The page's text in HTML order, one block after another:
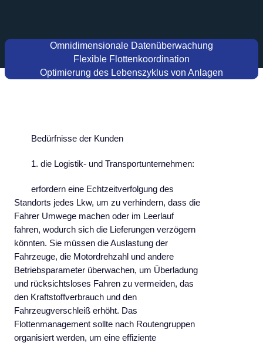
Omnidimensionale Datenüberwachung
Flexible Flottenkoordination
Optimierung des Lebenszyklus von Anlagen
Bedürfnisse der Kunden
1. die Logistik- und Transportunternehmen:
erfordern eine Echtzeitverfolgung des
Standorts jedes Lkw, um zu verhindern, dass die
Fahrer Umwege machen oder im Leerlauf
fahren, wodurch sich die Lieferungen verzögern
könnten. Sie müssen die Auslastung der
Fahrzeuge, die Motordrehzahl und andere
Betriebsparameter überwachen, um Überladung
und rücksichtsloses Fahren zu vermeiden, das
den Kraftstoffverbrauch und den
Fahrzeugverschleiß erhöht. Das
Flottenmanagement sollte nach Routengruppen
organisiert werden, um eine effiziente